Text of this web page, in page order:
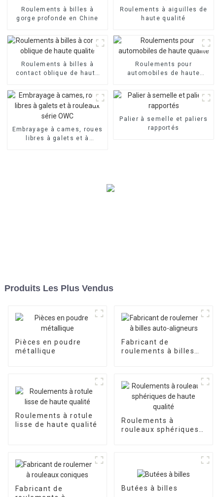
Roulements à billes à
gorge profonde en Chine
Roulements à aiguilles de
haute qualité
Roulements à billes à
contact oblique de haute
Roulements pour
automobiles de haute
Embrayage à cames, roues
libres à galets et à
Palier à semelle et paliers
rapportés
Produits Les Plus Vendus
Pièces en poudre
métallique
Fabricant de
roulements à billes
Roulements à rotule
lisse de haute qualité
Roulements à
rouleaux sphériques
Fabricant de
Butées à billes